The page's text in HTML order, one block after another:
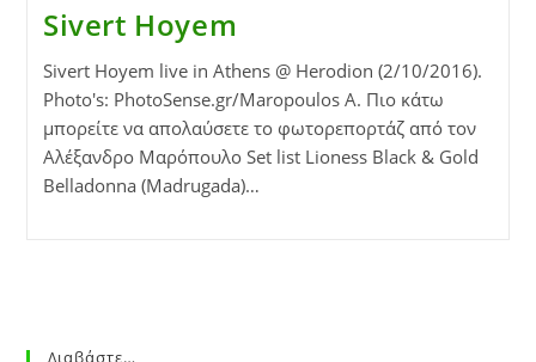
Sivert Hoyem
Sivert Hoyem live in Athens @ Herodion (2/10/2016).
Photo's: PhotoSense.gr/Maropoulos A. Πιο κάτω
μπορείτε να απολαύσετε το φωτορεπορτάζ από τον
Αλέξανδρο Μαρόπουλο Set list Lioness Black & Gold
Belladonna (Madrugada)…